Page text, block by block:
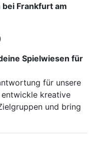
Frankfurt am
Spielwiesen für
für unsere
entwickle kreative
und bring